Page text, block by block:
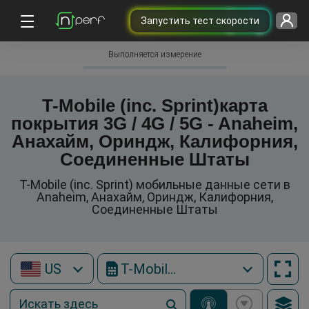
Запустить тест скорости
Выполняется измерение
T-Mobile (inc. Sprint)карта
покрытия 3G / 4G / 5G - Anaheim,
Анахайм, Ориндж, Калифорния,
Соединенные Штаты
T-Mobile (inc. Sprint) мобильные данные сети в
Anaheim, Анахайм, Ориндж, Калифорния,
Соединенные Штаты
US T-Mobile (inc. Sprint)